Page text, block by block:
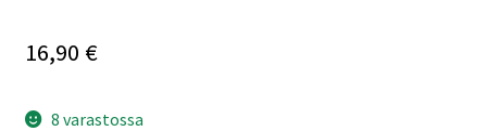
16,90 €
8 varastossa